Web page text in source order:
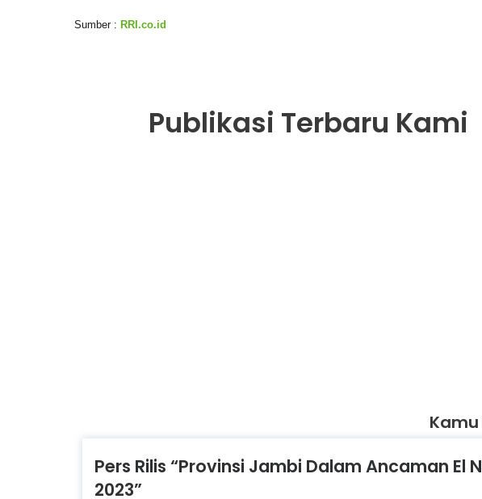
Sumber : RRI.co.id
Publikasi Terbaru Kami
Pers Rilis “Provinsi Jambi Dalam Ancaman El
2023”